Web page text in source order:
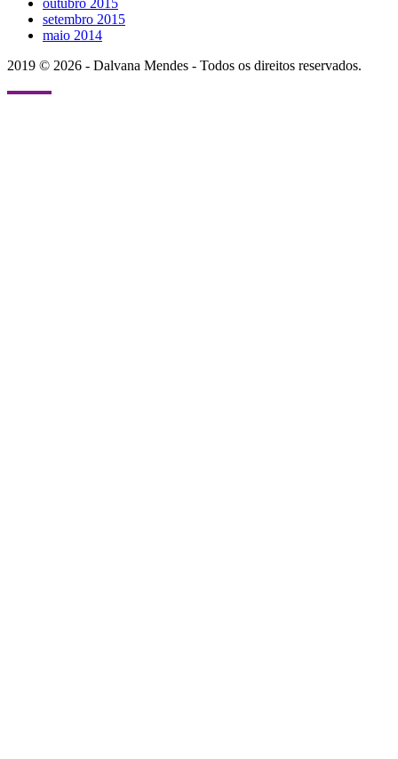
setembro 2015
maio 2014
2019 © 2026 - Dalvana Mendes - Todos os direitos reservados.